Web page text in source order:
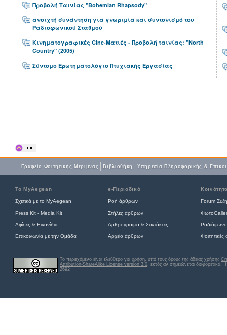
Προβολή Ταινίας "Bohemian Rhapsody"
ανοιχτή συνάντηση για γνωριμία και συντονισμό του
Ραδιοφωνικού Σταθμού
Κινηματογραφικές Cine-Ματιές - Προβολή ταινίας: "North
Country" (2005)
Σύντομο Ερωτηματολόγιο Πτυχιακής Εργασίας
Γραφείο Φοιτητικής Μέριμνας Βιβλιοθήκη Yπηρεσία Πληροφορικής &
Το MyAegean e-Περιοδικό
Σχετικά με το MyAegean Ροή άρθρων Forum
Press Kit - Media Kit Στήλες άρθρων
Αφίσες & Εικονίδια Αρθρογραφία & Συντάκτες Ραδιόφωνο
Επικοινωνία με την Ομάδα Αρχείο άρθρων
Το περιεχόμενο είναι ελεύθερο για χρήση, υπό τους όρους της άδειας χρήσης
Attribution-ShareAlike License version 3.0, εκτός αν σημειώνεται διαφορετικά.
2692